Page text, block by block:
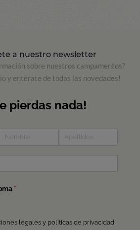
a nuestro newsletter
sobre nuestros campamentos?
y entérate de todas las novedades!